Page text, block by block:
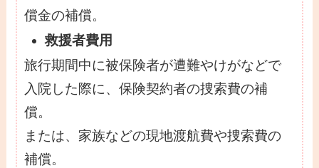
償金の補償。
救援者費用
旅行期間中に被保険者が遭難やけがなどで
入院した際に、保険契約者の捜索費の補
償。
または、家族などの現地渡航費や捜索費の
補償。